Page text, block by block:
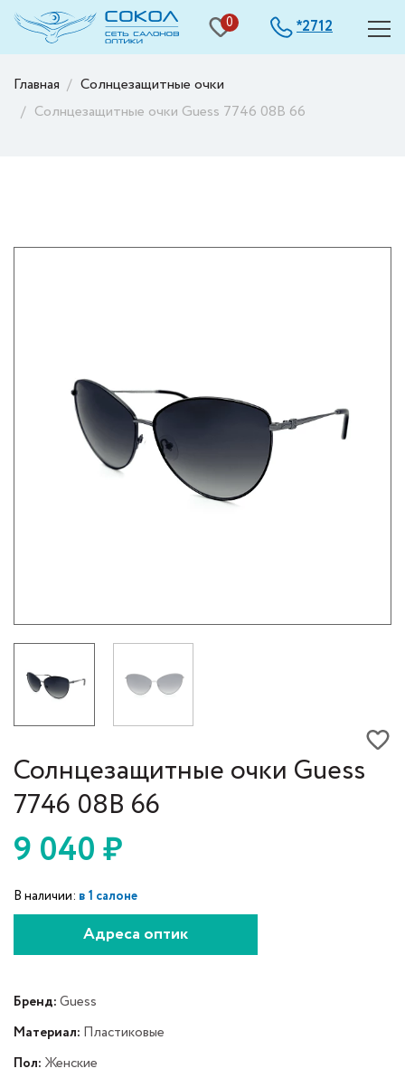
0 *2712
Главная
Солнцезащитные очки
Солнцезащитные очки Guess 7746 08B 66
Солнцезащитные очки Guess
7746 08B 66
9 040₽
В наличии: в 1 салоне
Адреса оптик
Бренд:Guess
Материал: Пластиковые
Пол: Женские